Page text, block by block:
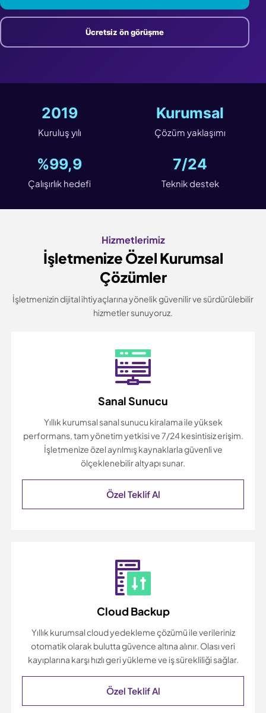
Ücretsiz ön görüşme
2019
Kuruluş yılı
Kurumsal
Çözüm yaklaşımı
%99,9
Çalışırlık hedefi
7/24
Teknik destek
Hizmetlerimiz
İşletmenize Özel Kurumsal
Çözümler
İşletmenizin dijital ihtiyaçlarına yönelik güvenilir ve sürdürülebilir
hizmetler sunuyoruz.
Sanal Sunucu
Yıllık kurumsal sanal sunucu kiralama ile yüksek
performans, tam yönetim yetkisi ve 7/24 kesintisiz erişim.
İşletmenize özel ayrılmış kaynaklarla güvenli ve
ölçeklenebilir altyapı sunar.
Özel Teklif Al
Cloud Backup
Yıllık kurumsal cloud yedekleme çözümü ile verileriniz
otomatik olarak bulutta güvence altına alınır. Olası veri
kayıplarına karşı hızlı geri yükleme ve iş sürekliliği sağlar.
Özel Teklif Al